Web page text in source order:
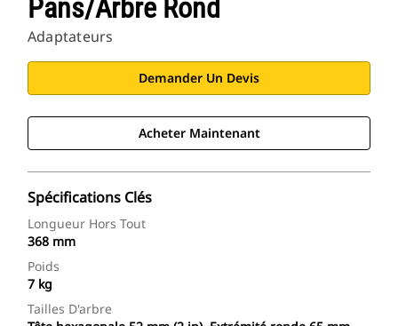
Pans/arbre Rond
Adaptateurs
Demander Un Devis
Acheter Maintenant
Spécifications Clés
Longueur Hors Tout
368 mm
Poids
7 kg
Tailles D'arbre